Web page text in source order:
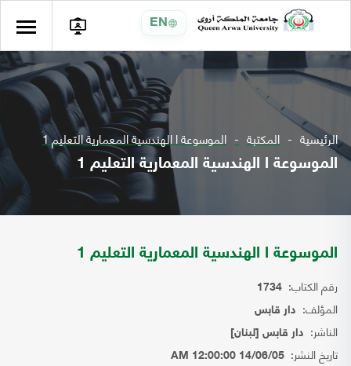
EN
الرئيسية المكتبة الموسوعة ا الهندسية المعمارية التعليم 1
الموسوعة ا الهندسية المعمارية التعليم 1
الموسوعة ا الهندسية المعمارية التعليم 1
رقم الكتاب: 1734
المؤلف: دار قابس
الناشر: دار قابس [لبنان]
تاريخ النشر: 14/06/05 12:00:00 AM